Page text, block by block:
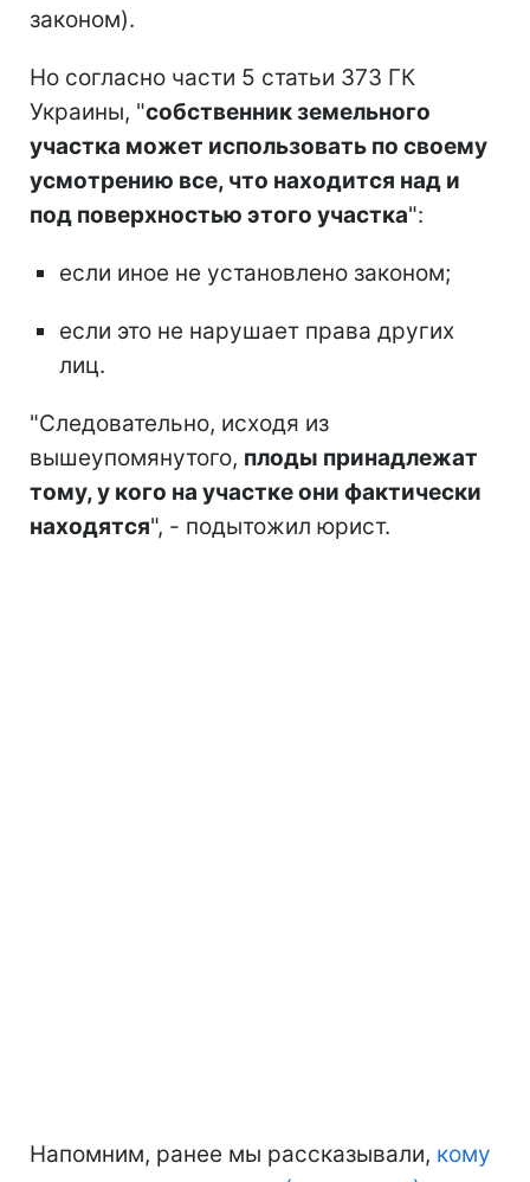
законом).
Но согласно части 5 статьи 373 ГК
Украины, "собственник земельного
участка может использовать по своему
усмотрению все, что находится над и
под поверхностью этого участка":
если иное не установлено законом;
если это не нарушает права других
лиц.
"Следовательно, исходя из
вышеупомянутого, плоды принадлежат
тому, у кого на участке они фактически
находятся", - подытожил юрист.
Напомним, ранее мы рассказывали, кому